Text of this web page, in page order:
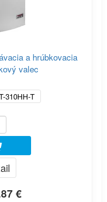
a hrúbkovacia
valec
310HH-T
€